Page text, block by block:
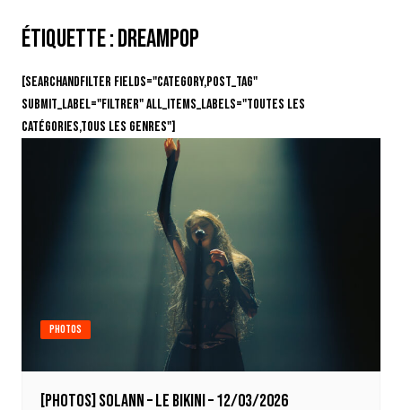
Étiquette :dreampop
[searchandfilter fields="category,post_tag"
submit_label="Filtrer" all_items_labels="Toutes les
catégories,Tous les genres"]
Photos
[PHOTOS] Solann – Le Bikini – 12/03/2026